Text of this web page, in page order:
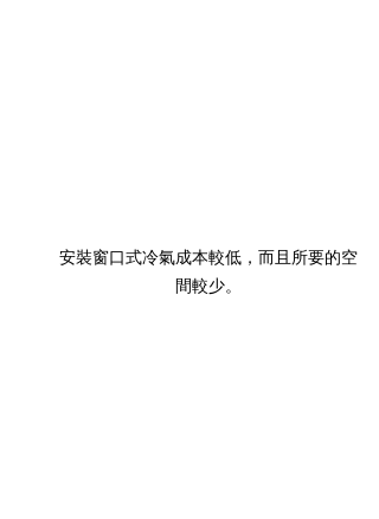
安裝窗口式冷氣成本較低，而且所要的空
間較少。